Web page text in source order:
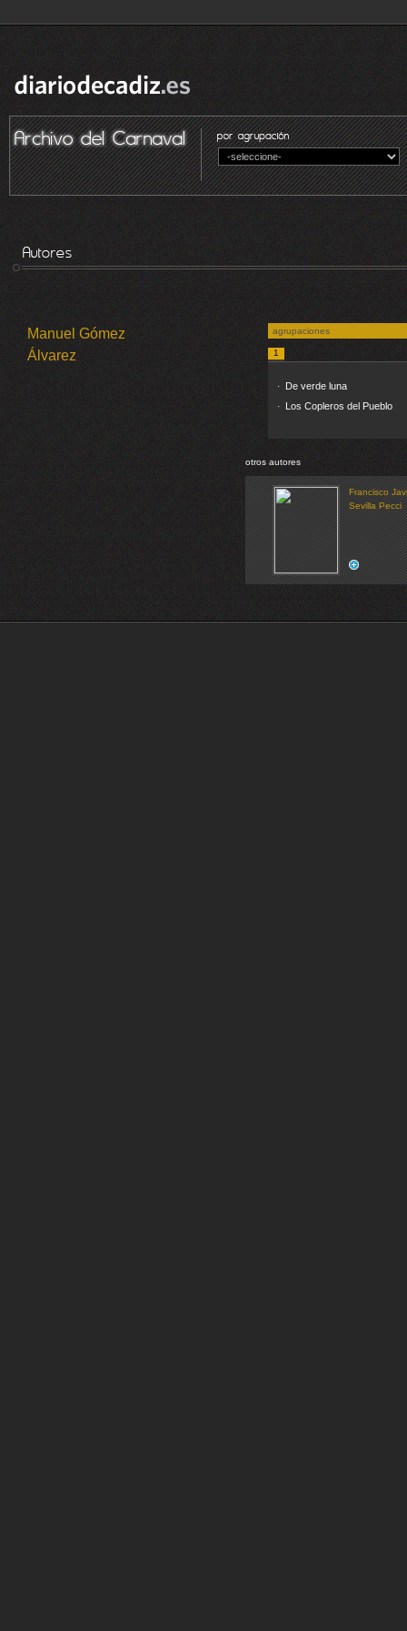
Manuel Gómez
Álvarez
agrupaciones
1
· De verde luna
· Los Copleros del Pueblo
otros autores
Francisco
Sevilla Pecci